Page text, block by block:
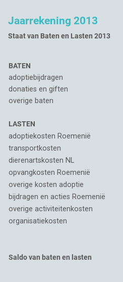
Jaarrekening 2013
Staat van Baten en Lasten 2013
BATEN
adoptiebijdragen
donaties en giften
overige baten
LASTEN
adoptiekosten Roemenië
transportkosten
dierenartskosten NL
opvangkosten Roemenië
overige kosten adoptie
bijdragen en acties Roemenië
overige activiteitenkosten
organisatiekosten
Saldo van baten en lasten